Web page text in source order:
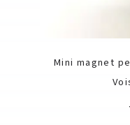
Mini magnet